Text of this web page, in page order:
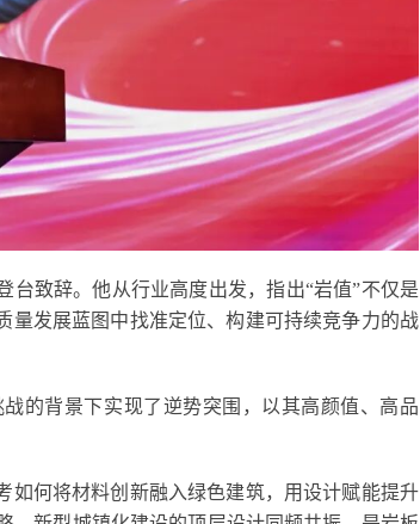
致辞。他从行业高度出发，指出“岩值”不仅是
量发展蓝图中找准定位、构建可持续竞争力的战
的背景下实现了逆势突围，以其高颜值、高品
如何将材料创新融入绿色建筑，用设计赋能提升